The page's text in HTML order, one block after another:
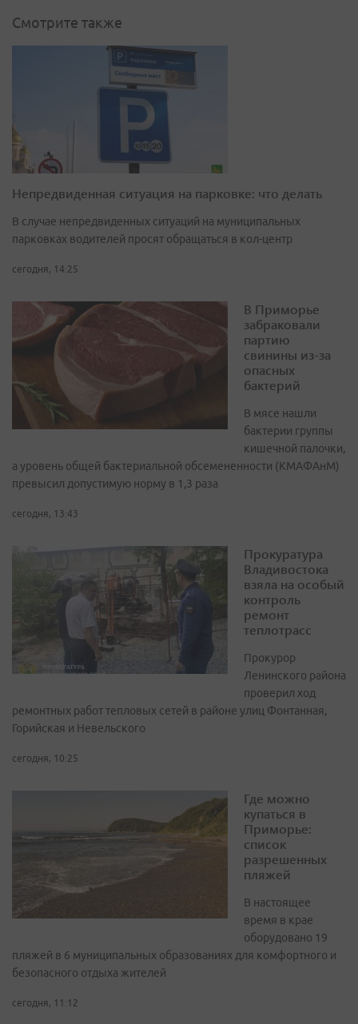
Смотрите также
Непредвиденная ситуация на парковке: что делать
В случае непредвиденных ситуаций на муниципальных
парковках водителей просят обращаться в кол-центр
сегодня, 14:25
В Приморье
забраковали
партию
свинины из-за
опасных
бактерий
В мясе нашли
бактерии группы
кишечной палочки,
а уровень общей бактериальной обсемененности (КМАФАнМ)
превысил допустимую норму в 1,3 раза
сегодня, 13:43
Прокуратура
Владивостока
взяла на особый
контроль
ремонт
теплотрасс
Прокурор
Ленинского района
проверил ход
ремонтных работ тепловых сетей в районе улиц Фонтанная,
Горийская и Невельского
сегодня, 10:25
Где можно
купаться в
Приморье:
список
разрешенных
пляжей
В настоящее
время в крае
оборудовано 19
пляжей в 6 муниципальных образованиях для комфортного и
безопасного отдыха жителей
сегодня, 11:12